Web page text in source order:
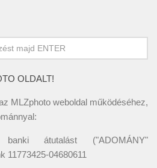
OLDALT!
MLZphoto weboldal működéséhez,
átutalást ("ADOMÁNY"
11773425-04680611